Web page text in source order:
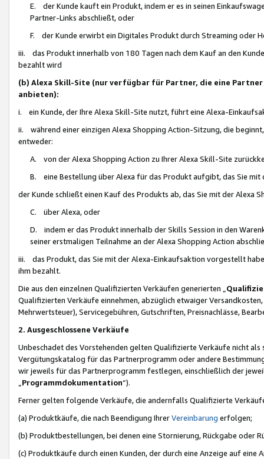
E. der Kunde kauft ein Produkt, indem er es in seinen
Partner-Links abschließt, oder
F. der Kunde erwirbt ein Digitales Produkt durch Streaming oder
iii. das Produkt innerhalb von 180 Tagen nach dem Kauf an den
bezahlt wird
(b) Alexa Skill-Site (nur verfügbar für Partner, die eine
anbieten):
i. ein Kunde, der Ihre Alexa Skill-Site nutzt, führt eine Alexa-
ii. während einer einzigen Alexa Shopping Action-Sitzung, die
entweder:
A. von der Alexa Shopping Action zu Ihrer Alexa Skill-Site
B. eine Bestellung über Alexa für das Produkt aufgibt, das Sie mit
der Kunde schließt einen Kauf des Produkts ab, das Sie mit der Alexa
C. über Alexa, oder
D. indem er das Produkt innerhalb der Skills Session in den
seiner erstmaligen Teilnahme an der Alexa Shopping Action
iii. das Produkt, das Sie mit der Alexa-Einkaufsaktion vorgestellt
ihm bezahlt.
Die aus den einzelnen Qualifizierten Verkäufen generierten „
Qualifizierten Verkäufe einnehmen, abzüglich etwaiger
Mehrwertsteuer), Servicegebühren, Gutschriften, Preisnachlässe,
2. Ausgeschlossene Verkäufe
Unbeschadet des Vorstehenden gelten Qualifizierte Verkäufe nicht
Vergütungskatalog für das Partnerprogramm oder andere
wir jeweils für das Partnerprogramm festlegen, einschließlich der
Programmdokumentation“).
Ferner gelten folgende Verkäufe, die andernfalls Qualifizierte
(a) Produktkäufe, die nach Beendigung IhrerVereinbarung erfolgen;
(b) Produktbestellungen, bei denen eine Stornierung, Rückgabe oder
(c) Produktkäufe durch einen Kunden, der durch eine Anzeige auf